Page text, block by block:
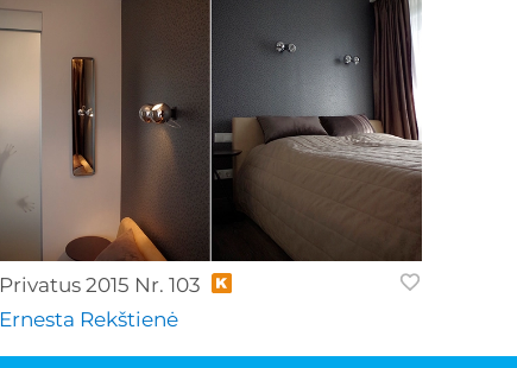
Privatus 2015 Nr. 103
Ernesta Rekštienė